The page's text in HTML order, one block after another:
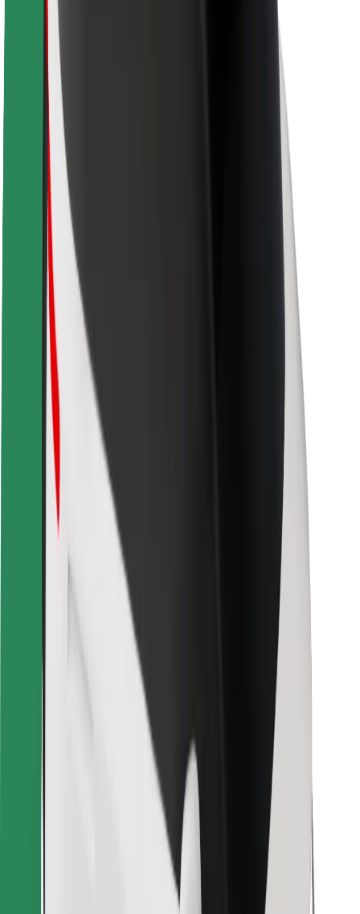
უსაფრთხოება
უსაფრთხოება
ქალაქები
ლოკაციები
ქალაქი უკეთესობისკენ
აეროპორტები
Bolt-ის დასატენი სადგური
მხარდაჭერა
მგზავრებისთვის
მძღოლებისთვის
კურიერებისთვის
Bolt Food
ავტოპარკის მფლობელებისთვის
რესტორნებისთვის
Bolt for Business
მომწოდებლები
წესები და პირობები
უსაფრთხოება
მიიღე მომსახურება რამდენიმე წუთში!
გადმოწერე Bolt
იპოვე შენი საყვარელი კერძები!
გადმოწერე Bolt Food